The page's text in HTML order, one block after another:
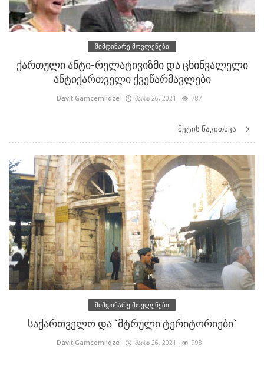
მიმდინარე მოვლენები
ქართული ანტი-რელატივიზმი და ცხინვალელი
ანტიქართველი ქვეწარმავლები
Davit.Gamcemlidze მაისი 26, 2021 787
მეტის წაკითხვა
მიმდინარე მოვლენები
საქართველო და `მტრული ტერიტორიები`
Davit.Gamcemlidze მაისი 26, 2021 998